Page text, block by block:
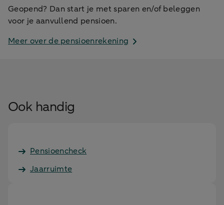
Geopend? Dan start je met sparen en/of beleggen
voor je aanvullend pensioen.
Meer over de pensioenrekening
Ook handig
Pensioencheck
Jaarruimte